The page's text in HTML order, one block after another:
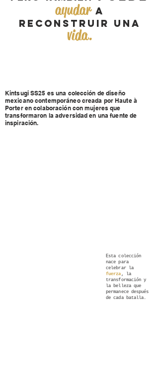
ayudara
reconstruir una
vida.
Kintsugi SS25 es una colección de diseño
mexicano contemporáneo creada por Haute à
Porter en colaboración con mujeres que
transformaron la adversidad en una fuente de
inspiración.
Esta colección
nace para
celebrar la
fuerza , la
transformación y
la belleza que
permanece después
de cada batalla.